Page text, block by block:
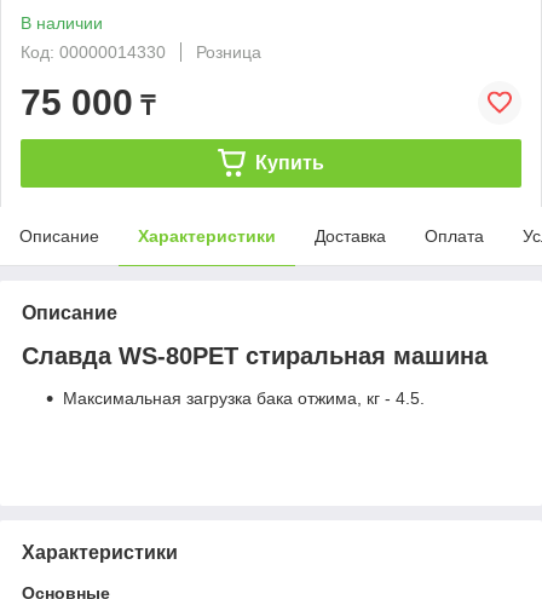
В наличии
Код: 00000014330
Розница
75 000 ₸
Купить
Описание Характеристики Доставка Оплата
Описание
Славда WS-80PET стиральная машина
Максимальная загрузка бака отжима, кг - 4.5.
Характеристики
Основные